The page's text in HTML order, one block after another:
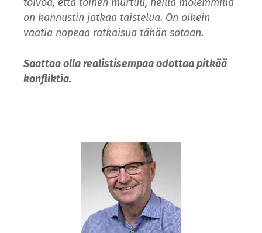
on kannustin jatkaa taistelua. On oikein
vaatia nopeaa ratkaisua tähän sotaan.
Saattaa olla realistisempaa odottaa pitkää
konfliktia.